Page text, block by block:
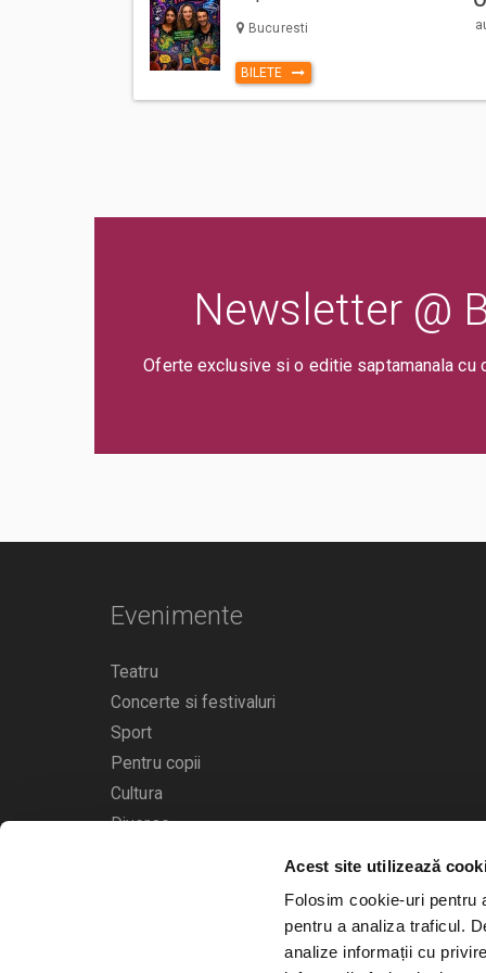
Acest site utilizează
Folosim cookie-uri pentru
pentru a analiza traficul.
analize informații cu
* Taxă administrare – 2%
* Taxă procesare – 2 lei
* Comision ticketing – 6,05 %
* Taxă emitere bilet – 0,61 lei
Fiecare participant la eveniment, adult sau copil, trebuie
Bucuresti
BILETE
Newsletter @
Oferte exclusive si o editie saptamanala cu
Evenimente
Teatru
Concerte si festivaluri
Sport
Pentru copii
Cultura
Diverse
Calendarul evenimentelor